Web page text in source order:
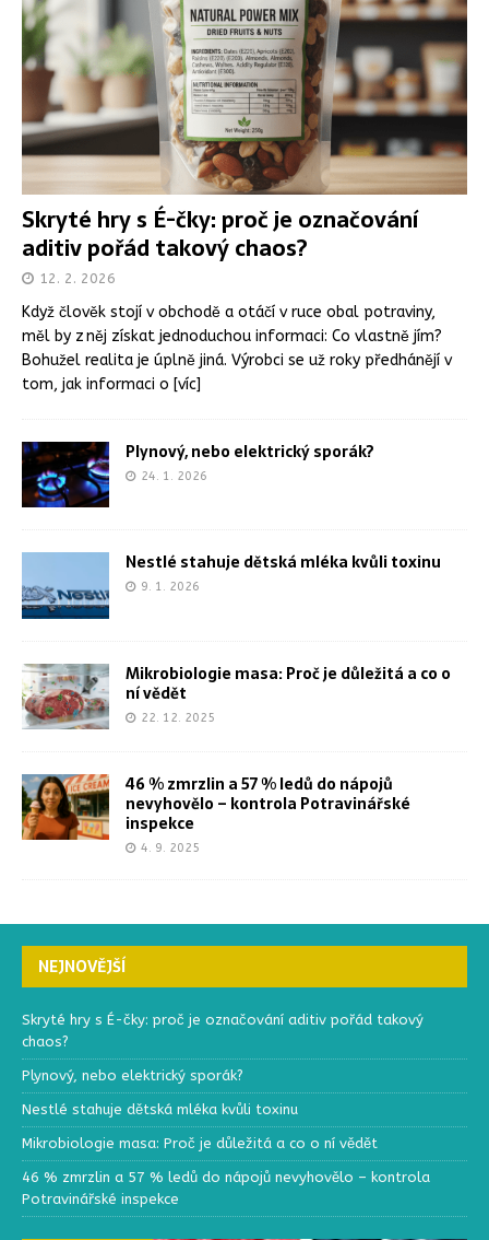
Skryté hry s É-čky: proč je označování
aditiv pořád takový chaos?
12. 2. 2026
Když člověk stojí v obchodě a otáčí v ruce obal potraviny,
měl by z něj získat jednoduchou informaci: Co vlastně jím?
Bohužel realita je úplně jiná. Výrobci se už roky předhánějí v
tom, jak informaci o [víc]
Plynový, nebo elektrický sporák?
24. 1. 2026
Nestlé stahuje dětská mléka kvůli toxinu
9. 1. 2026
Mikrobiologie masa: Proč je důležitá a co o
ní vědět
22. 12. 2025
46 % zmrzlin a 57 % ledů do nápojů
nevyhovělo – kontrola Potravinářské
inspekce
4. 9. 2025
NEJNOVĚJŠÍ
Skryté hry s É-čky: proč je označování aditiv pořád takový
chaos?
Plynový, nebo elektrický sporák?
Nestlé stahuje dětská mléka kvůli toxinu
Mikrobiologie masa: Proč je důležitá a co o ní vědět
46 % zmrzlin a 57 % ledů do nápojů nevyhovělo – kontrola
Potravinářské inspekce